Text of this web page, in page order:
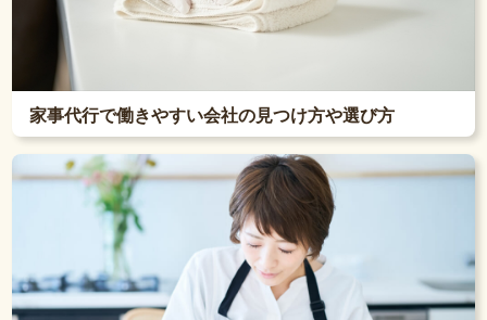
家事代行で働きやすい会社の見つけ方や選び方